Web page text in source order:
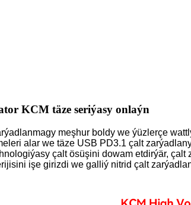
KCM täze seriýasy onlaýn
meşhur boldy we ýüzlerçe
alar we täze USB PD3.1 çalt
çalt ösüşini dowam etdirýär,
işe girizdi we galliý nitrid çalt